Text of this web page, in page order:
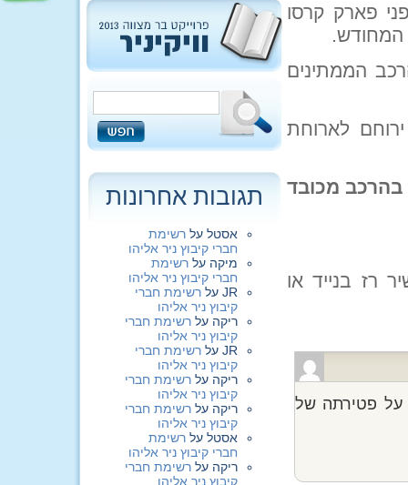
פארק קרסו
המחודש.
הממתינים
לארוחת
מכובד
רז בנייד או
על פטירתה של
תגובות אחרונות
אסטל על רשימת
חברי קיבוץ ניר אליהו
מיקה על רשימת
חברי קיבוץ ניר אליהו
JR על רשימת חברי
קיבוץ ניר אליהו
ריקה על רשימת חברי
קיבוץ ניר אליהו
JR על רשימת חברי
קיבוץ ניר אליהו
ריקה על רשימת חברי
קיבוץ ניר אליהו
ריקה על רשימת חברי
קיבוץ ניר אליהו
אסטל על רשימת
חברי קיבוץ ניר אליהו
ריקה על רשימת חברי
קיבוץ ניר אליהו